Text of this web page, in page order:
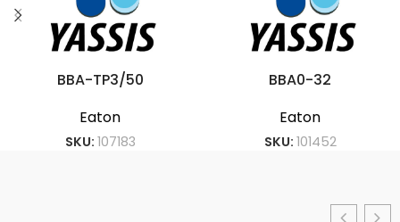
BBA-TP3/50
Eaton
SKU: 107183
BBA0-32
Eaton
SKU: 101452